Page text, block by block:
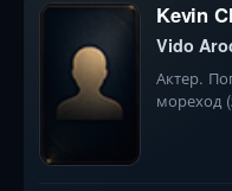
Kevin
Vido
Актер.
мореход